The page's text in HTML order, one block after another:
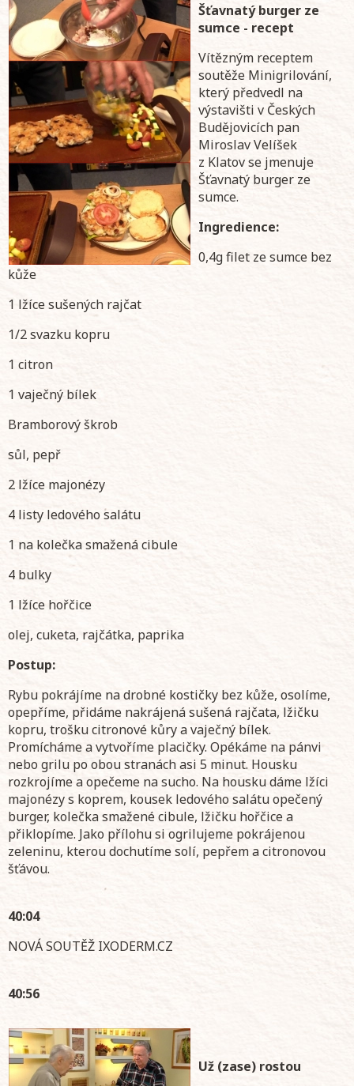
Šťavnatý burger ze
sumce - recept
Vítězným receptem
soutěže Minigrilování,
který předvedl na
výstavišti v Českých
Budějovicích pan
Miroslav Velíšek
z Klatov se jmenuje
Šťavnatý burger ze
sumce.
Ingredience:
0,4g filet ze sumce bez
kůže
1 lžíce sušených rajčat
1/2 svazku kopru
1 citron
1 vaječný bílek
Bramborový škrob
sůl, pepř
2 lžíce majonézy
4 listy ledového salátu
1 na kolečka smažená cibule
4 bulky
1 lžíce hořčice
olej, cuketa, rajčátka, paprika
Postup:
Rybu pokrájíme na drobné kostičky bez kůže, osolíme,
opepříme, přidáme nakrájená sušená rajčata, lžičku
kopru, trošku citronové kůry a vaječný bílek.
Promícháme a vytvoříme placičky. Opékáme na pánvi
nebo grilu po obou stranách asi 5 minut. Housku
rozkrojíme a opečeme na sucho. Na housku dáme lžíci
majonézy s koprem, kousek ledového salátu opečený
burger, kolečka smažené cibule, lžičku hořčice a
přiklopíme. Jako přílohu si ogrilujeme pokrájenou
zeleninu, kterou dochutíme solí, pepřem a citronovou
šťávou.
40:04
NOVÁ SOUTĚŽ IXODERM.CZ
40:56
Už (zase) rostou